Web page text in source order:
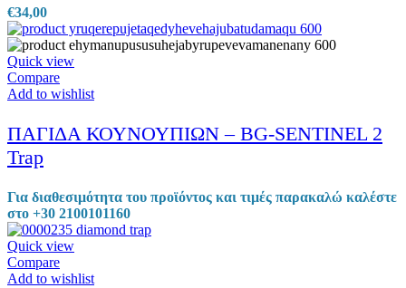
€34,00
Quick view
Compare
Add to wishlist
ΠΑΓΙΔΑ ΚΟΥΝΟΥΠΙΩΝ – BG-SENTINEL 2
Trap
Για διαθεσιμότητα του προϊόντος και τιμές παρακαλώ καλέστε
στο +30 2100101160
Quick view
Compare
Add to wishlist